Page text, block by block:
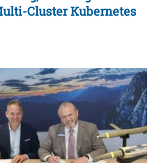
Cluster Kubernetes